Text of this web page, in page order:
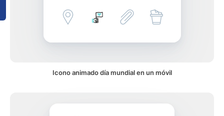
Icono animado día mundial en un móvil